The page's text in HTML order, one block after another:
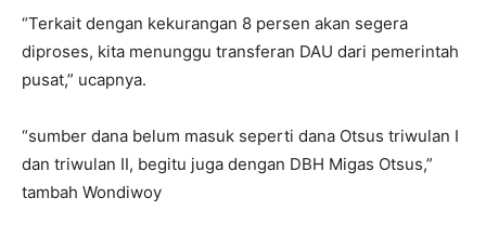
“Terkait dengan kekurangan 8 persen akan segera
diproses, kita menunggu transferan DAU dari pemerintah
pusat,” ucapnya.
“sumber dana belum masuk seperti dana Otsus triwulan I
dan triwulan II, begitu juga dengan DBH Migas Otsus,”
tambah Wondiwoy